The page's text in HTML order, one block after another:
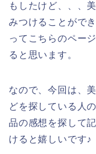
もしたけど、、、
みつけることがで
ってこちらのペー
ると思います。
なので、今回は、
どを探している人
品の感想を探して
けると嬉しいです♪